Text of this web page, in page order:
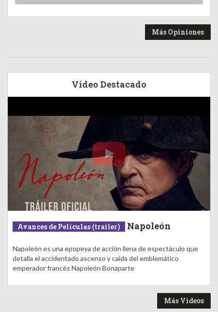
Más Opiniones
Video Destacado
Avances de Películas (trailer) Napoleón
Napoleón es una epopeya de acción llena de espectáculo que
detalla el accidentado ascenso y caída del emblemático
emperador francés Napoleón Bonaparte
Más Videos